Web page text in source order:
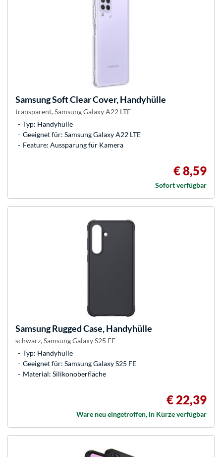
SamsungSoft Clear Cover, Handyhülle
transparent, Samsung Galaxy A22 LTE
Typ: Handyhülle
Geeignet für: Samsung Galaxy A22 LTE
Feature: Aussparung für Kamera
€ 8,59
Sofort verfügbar
SamsungRugged Case, Handyhülle
schwarz, Samsung Galaxy S25 FE
Typ: Handyhülle
Geeignet für: Samsung Galaxy S25 FE
Material: Silikonoberfläche
€ 22,39
Ware neu eingetroffen, in Kürze verfügbar